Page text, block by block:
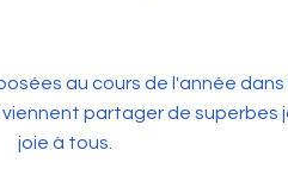
au cours de l'année
viennent partager de
joie à tous.